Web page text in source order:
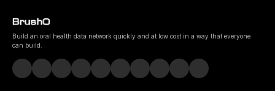
Build an oral health data network quickly and at low cost in a way that everyone
can build.